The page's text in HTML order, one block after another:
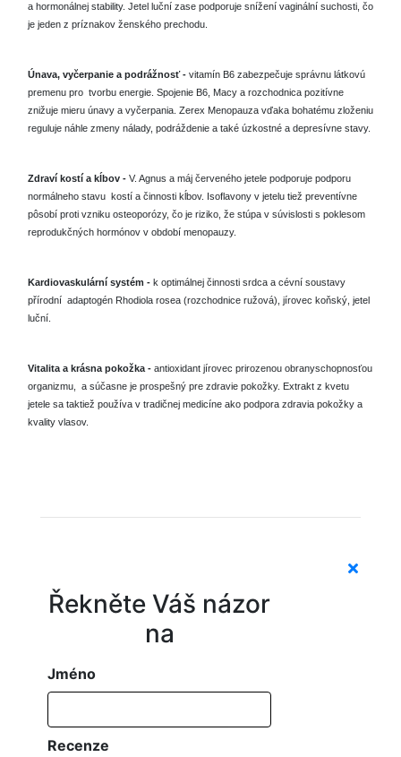
a hormonálnej stability. Jetel luční zase podporuje snížení vaginální suchosti, čo
je jeden z príznakov ženského prechodu.
Únava, vyčerpanie a podrážnosť - vitamín B6 zabezpečuje správnu látkovú
premenu pro tvorbu energie. Spojenie B6, Macy a rozchodnica pozitívne
znižuje mieru únavy a vyčerpania. Zerex Menopauza vďaka bohatému zloženiu
reguluje náhle zmeny nálady, podráždenie a také úzkostné a depresívne stavy.
Zdraví kostí a kĺbov - V. Agnus a máj červeného jetele podporuje podporu
normálneho stavu kostí a činnosti kĺbov. Isoflavony v jetelu tiež preventívne
pôsobí proti vzniku osteoporózy, čo je riziko, že stúpa v súvislosti s poklesom
reprodukčných hormónov v období menopauzy.
Kardiovaskulární systém - k optimálnej činnosti srdca a cévní soustavy
přírodní adaptogén Rhodiola rosea (rozchodnice ružová), jírovec koňský, jetel
luční.
Vitalita a krásna pokožka - antioxidant jírovec prirozenou obranyschopnosťou
organizmu,
a súčasne je prospešný pre zdravie pokožky. Extrakt z kvetu
jetele sa taktiež používa v tradičnej medicíne ako podpora zdravia pokožky a
kvality vlasov.
Řekněte Váš názor
na
Jméno
Recenze